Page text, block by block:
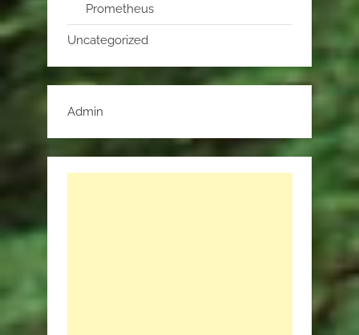
Prometheus
Uncategorized
Admin